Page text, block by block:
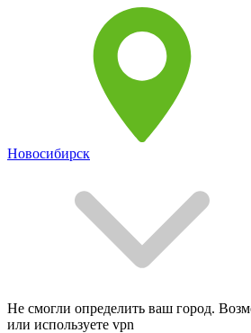
Новосибирск
Не смогли определить ваш город.
или используете vpn